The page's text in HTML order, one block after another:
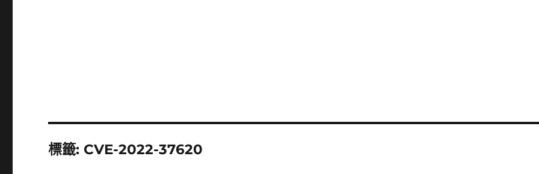
標籤: CVE-2022-37620